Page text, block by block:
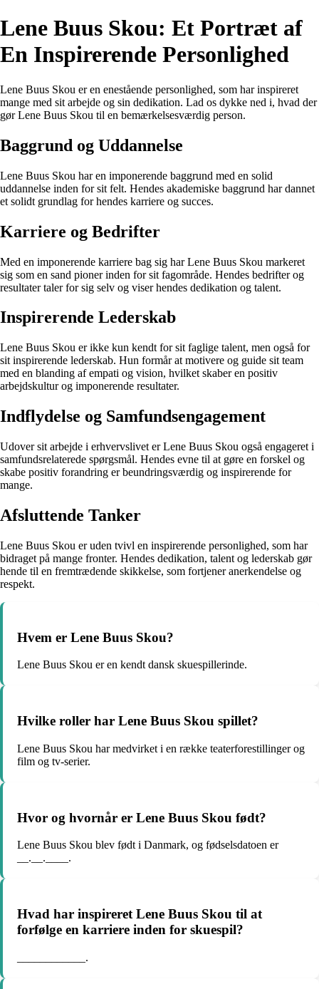
Lene Buus Skou: Et Portræt af
En Inspirerende Personlighed
Lene Buus Skou er en enestående personlighed, som har inspireret
mange med sit arbejde og sin dedikation. Lad os dykke ned i, hvad der
gør Lene Buus Skou til en bemærkelsesværdig person.
Baggrund og Uddannelse
Lene Buus Skou har en imponerende baggrund med en solid
uddannelse inden for sit felt. Hendes akademiske baggrund har dannet
et solidt grundlag for hendes karriere og succes.
Karriere og Bedrifter
Med en imponerende karriere bag sig har Lene Buus Skou markeret
sig som en sand pioner inden for sit fagområde. Hendes bedrifter og
resultater taler for sig selv og viser hendes dedikation og talent.
Inspirerende Lederskab
Lene Buus Skou er ikke kun kendt for sit faglige talent, men også for
sit inspirerende lederskab. Hun formår at motivere og guide sit team
med en blanding af empati og vision, hvilket skaber en positiv
arbejdskultur og imponerende resultater.
Indflydelse og Samfundsengagement
Udover sit arbejde i erhvervslivet er Lene Buus Skou også engageret i
samfundsrelaterede spørgsmål. Hendes evne til at gøre en forskel og
skabe positiv forandring er beundringsværdig og inspirerende for
mange.
Afsluttende Tanker
Lene Buus Skou er uden tvivl en inspirerende personlighed, som har
bidraget på mange fronter. Hendes dedikation, talent og lederskab gør
hende til en fremtrædende skikkelse, som fortjener anerkendelse og
respekt.
Hvem er Lene Buus Skou?
Lene Buus Skou er en kendt dansk skuespillerinde.
Hvilke roller har Lene Buus Skou spillet?
Lene Buus Skou har medvirket i en række teaterforestillinger og
film og tv-serier.
Hvor og hvornår er Lene Buus Skou født?
Lene Buus Skou blev født i Danmark, og fødselsdatoen er
__.__.____.
Hvad har inspireret Lene Buus Skou til at
forfølge en karriere inden for skuespil?
____________.